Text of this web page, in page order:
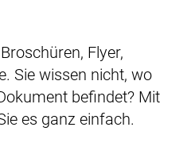
Flyer,
Sie wissen nicht, wo
befindet? Mit
es ganz einfach.